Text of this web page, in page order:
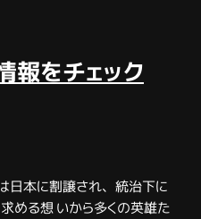
報をチェック
日本に割譲され、統治下に
める想 いから多くの英雄た